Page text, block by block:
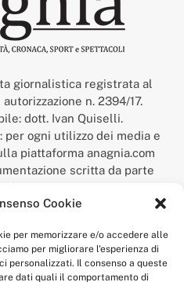
Cookie
per memorizzare e/o accedere alle
per migliorare l'esperienza di
personalizzati. Il consenso a queste
dati quali il comportamento di
giornalistica registrata al
n. 2394/17.
dott. Ivan Quiselli.
ogni utilizzo dei media e
piattaforma anagnia.com
scritta da parte
presso l’Ufficio Italiano
del 9 febbraio 2017.